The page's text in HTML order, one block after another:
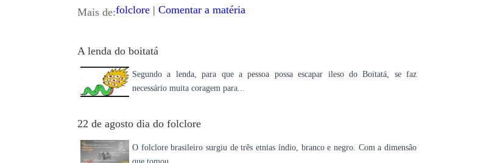
Mais de:folclore| Comentar a matéria
A lenda do boitatá
Segundo a lenda, para que a pessoa possa escapar ileso do Boitatá, se faz
necessário muita coragem para...
22 de agosto dia do folclore
O folclore brasileiro surgiu de três etnias índio, branco e negro. Com a dimensão